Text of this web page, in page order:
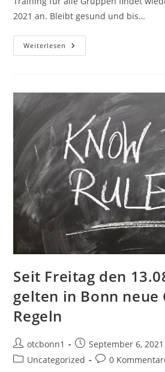
2021 an. Bleibt gesund und bis…
Weiterlesen
Seit Freitag den
gelten in Bonn neue
Regeln
Beitrags-
Autor:
otcbonn1
Beitrag
veröffentlicht:
September 6, 2021
Beitrags-
Uncategorized
Beitrags-
0